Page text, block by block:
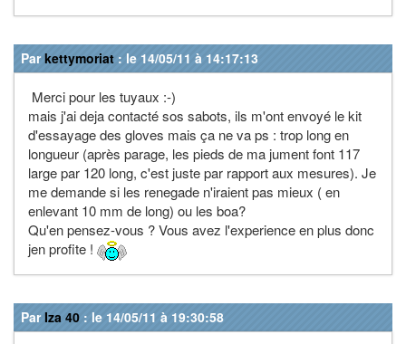
Parkettymoriat : le 14/05/11 à 14:17:13
Merci pour les tuyaux :-)
mais j'ai deja contacté sos sabots, ils m'ont envoyé le kit
d'essayage des gloves mais ça ne va ps : trop long en
longueur (après parage, les pieds de ma jument font 117
large par 120 long, c'est juste par rapport aux mesures). Je
me demande si les renegade n'iraient pas mieux ( en
enlevant 10 mm de long) ou les boa?
Qu'en pensez-vous ? Vous avez l'experience en plus donc
jen profite !
ParIza 40 : le 14/05/11 à 19:30:58